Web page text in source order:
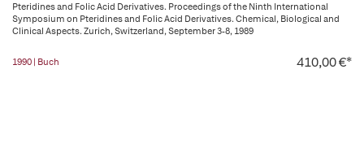
Pteridines and Folic Acid Derivatives. Proceedings of the Ninth International
Symposium on Pteridines and Folic Acid Derivatives. Chemical, Biological and
Clinical Aspects. Zurich, Switzerland, September 3-8, 1989
1990 | Buch 410,00 €*